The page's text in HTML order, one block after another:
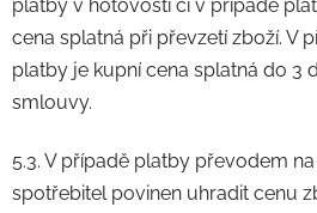
platby v hotovosti či v případě
cena splatná při převzetí zboží. V
platby je kupní cena splatná do 3
smlouvy.
5.3. V případě platby převodem
spotřebitel povinen uhradit cenu